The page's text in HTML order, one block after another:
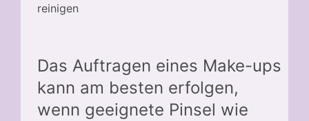
reinigen
Das Auftragen eines Make-ups
kann am besten erfolgen,
wenn geeignete Pinsel wie